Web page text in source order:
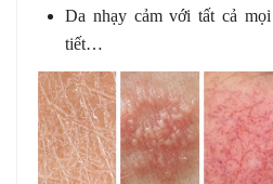
Da nhạy cảm với tất cả
tiết…